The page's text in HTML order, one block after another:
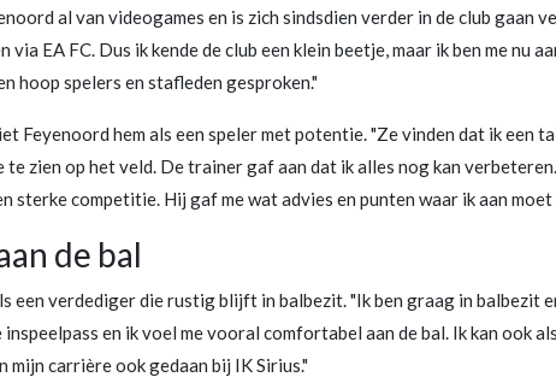
al van videogames en is zich sindsdien verder in de club gaan
via EA FC. Dus ik kende de club een klein beetje, maar ik ben me nu
hoop spelers en stafleden gesproken."
Feyenoord hem als een speler met potentie. "Ze vinden dat ik een
te zien op het veld. De trainer gaf aan dat ik alles nog kan
sterke competitie. Hij gaf me wat advies en punten waar ik aan moet
de bal
een verdediger die rustig blijft in balbezit. "Ik ben graag in balbezit
en ik voel me vooral comfortabel aan de bal. Ik kan ook
mijn carrière ook gedaan bij IK Sirius."